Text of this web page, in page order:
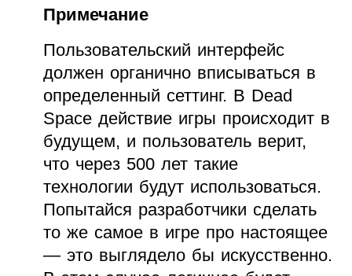
Примечание
Пользовательский интерфейс
должен органично вписываться в
определенный сеттинг. В Dead
Space действие игры происходит в
будущем, и пользователь верит,
что через 500 лет такие
технологии будут использоваться.
Попытайся разработчики сделать
то же самое в игре про настоящее
— это выглядело бы искусственно.